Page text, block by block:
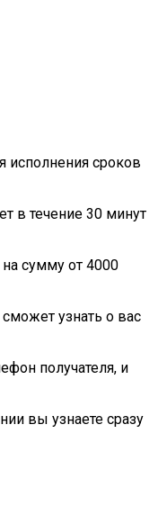
исполнения сроков
в течение 30 минут
сумму от 4000
узнать о вас
получателя, и
вы узнаете сразу